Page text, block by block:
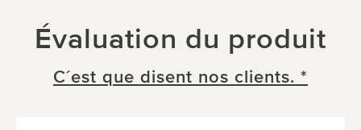
Évaluation du produit
C´est que disent nos clients. *